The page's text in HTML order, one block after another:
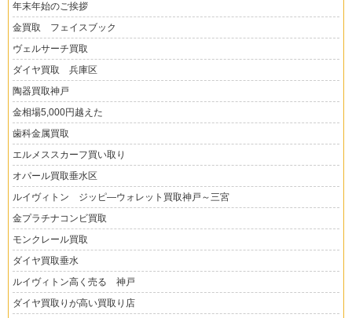
年末年始のご挨拶
金買取 フェイスブック
ヴェルサーチ買取
ダイヤ買取 兵庫区
陶器買取神戸
金相場5,000円越えた
歯科金属買取
エルメススカーフ買い取り
オパール買取垂水区
ルイヴィトン ジッピ―ウォレット買取神戸～三宮
金プラチナコンビ買取
モンクレール買取
ダイヤ買取垂水
ルイヴィトン高く売る 神戸
ダイヤ買取りが高い買取り店